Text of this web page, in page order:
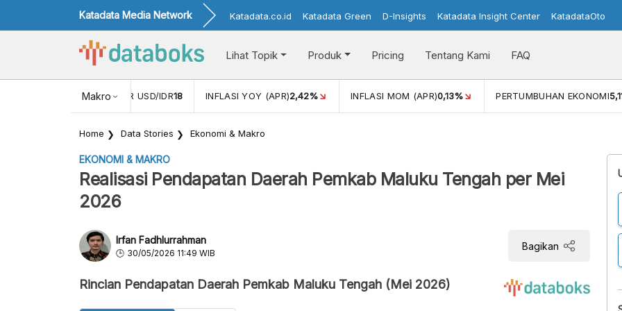
Katadata Media Network Katadata.co.id Katadata Green D-Insights Katadata Insight Center KatadataOto
Lihat Topik Produk Pricing Tentang Kami FAQ
Makro
NILAI TUKAR USD/IDR18 INFLASI YOY (APR)2,42% INFLASI MOM (APR)0,13% PERTUMBUHAN EKONOMI
Home Data Stories Ekonomi & Makro
EKONOMI & MAKRO
Realisasi Pendapatan Daerah Pemkab Maluku Tengah per Mei
2026
Irfan Fadhlurrahman
30/05/2026 11:49 WIB
Bagikan
Rincian Pendapatan Daerah Pemkab Maluku Tengah (Mei 2026)